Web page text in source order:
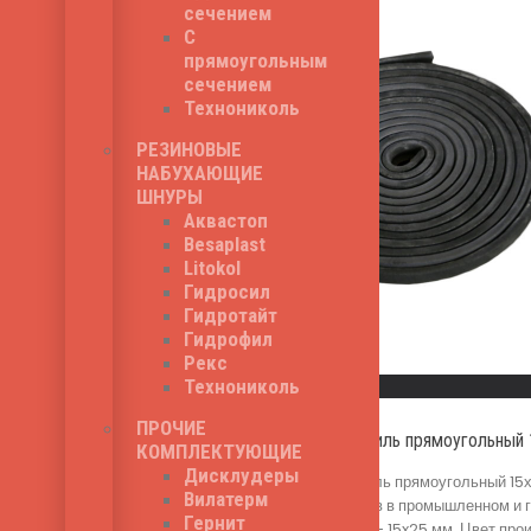
сечением
С
прямоугольным
сечением
Технониколь
РЕЗИНОВЫЕ
НАБУХАЮЩИЕ
ШНУРЫ
Аквастоп
Besaplast
Litokol
Гидросил
Гидротайт
Гидрофил
Рекс
Технониколь
ПРОЧИЕ
КОМПЛЕКТУЮЩИЕ
Дисклудеры
Вилатерм
Гернит
Read More
Быстрый просмотр
Бентонитовый профиль
Бентонитовый профиль прямоугольный
технологических швов в промышленном и